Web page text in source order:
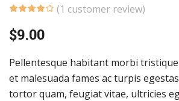
(1 customer review)
$9.00
Pellentesque habitant morbi
et malesuada fames ac turpis
tortor quam, feugiat vitae, ultricies